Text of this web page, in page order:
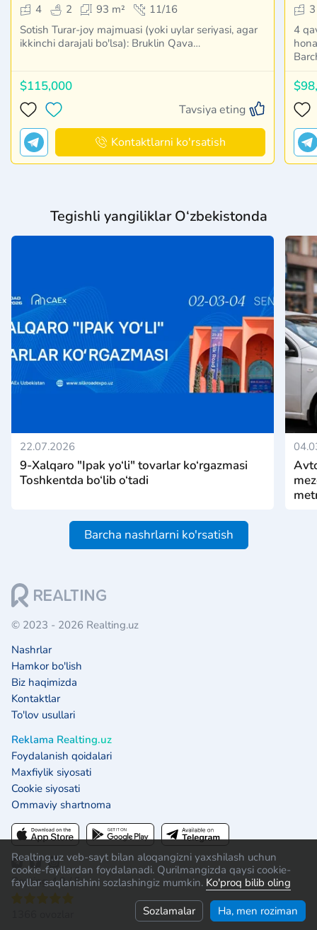
Realting.uz veb-sayt bilan aloqangizni yaxshilash uchun
cookie-fayllardan foydalanadi. Qurilmangizda qaysi cookie-
fayllar saqlanishini sozlashingiz mumkin. Ko'proq bilib oling
Sozlamalar
Ha, men roziman
4
2 93 m²
11/16
Sotish Turar-joy majmuasi (yoki uylar seriyasi, agar
ikkinchi darajali bo'lsa): Bruklin Qava…
$115,000
Tavsiya eting
Kontaktlarni ko'rsatish
3
4
Tegishli yangiliklar O‘zbekistonda
22.07.2026
9-Xalqaro "Ipak yo‘li" tovarlar ko‘rgazmasi
Toshkentda bo‘lib o‘tadi
Barcha nashrlarni ko'rsatish
© 2023 - 2026 Realting.uz
Nashrlar
Hamkor bo'lish
Biz haqimizda
Kontaktlar
To'lov usullari
Reklama Realting.uz
Foydalanish qoidalari
Maxfiylik siyosati
Cookie siyosati
Ommaviy shartnoma
Reyting 4.9 / 5: